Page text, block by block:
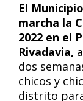
El
marcha la
2022 en el
Rivadavia,
dos
chicos y
distrito